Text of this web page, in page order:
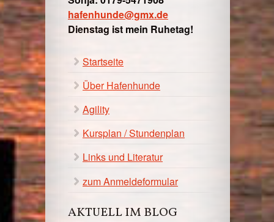
hafenhunde@gmx.de
Dienstag ist mein Ruhetag!
Startseite
Über Hafenhunde
Agility
Kursplan / Stundenplan
Links und Literatur
zum Anmeldeformular
AKTUELL IM BLOG